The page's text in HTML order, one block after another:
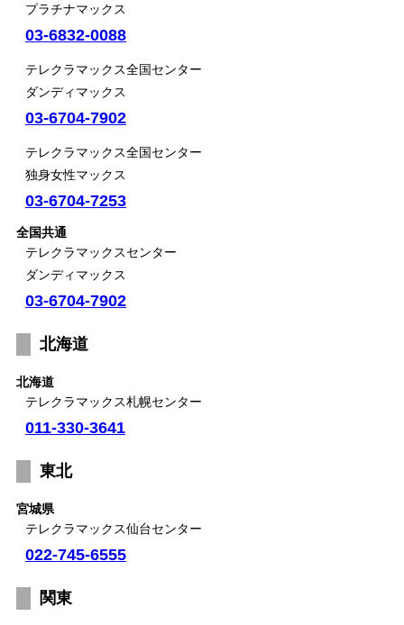
プラチナマックス
03-6832-0088
テレクラマックス全国センター
ダンディマックス
03-6704-7902
テレクラマックス全国センター
独身女性マックス
03-6704-7253
全国共通
テレクラマックスセンター
ダンディマックス
03-6704-7902
北海道
北海道
テレクラマックス札幌センター
011-330-3641
東北
宮城県
テレクラマックス仙台センター
022-745-6555
関東